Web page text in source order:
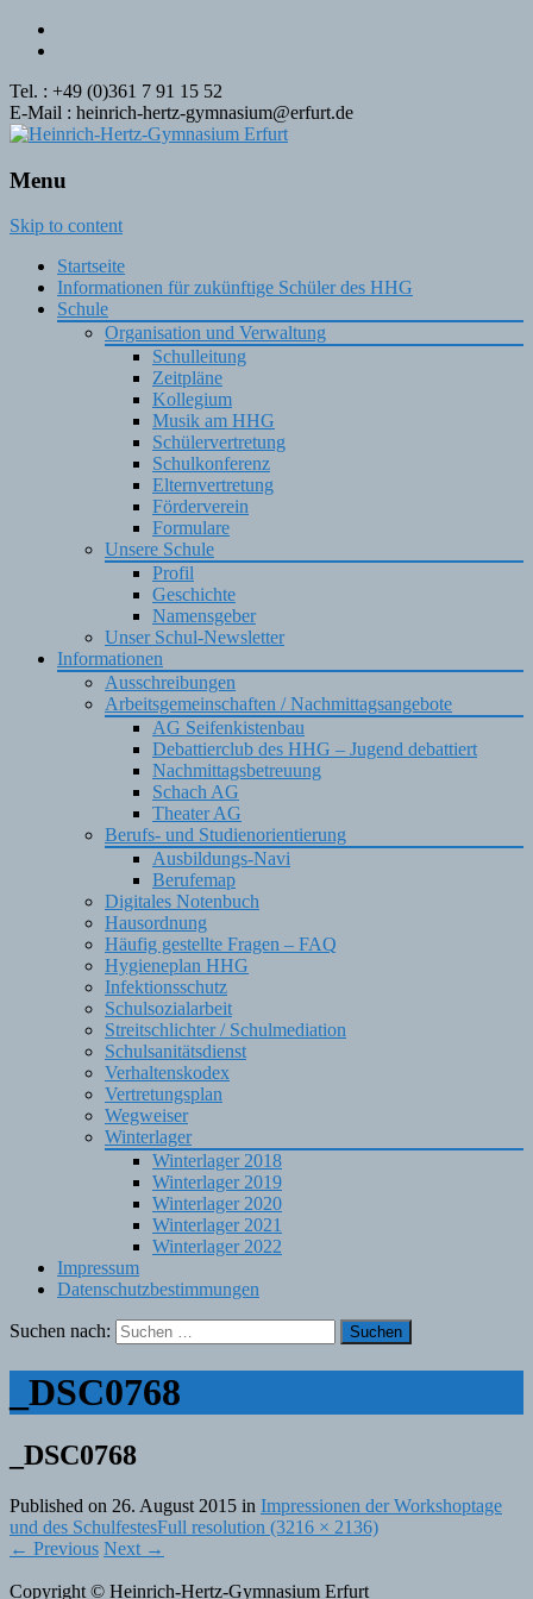
Tel. : +49 (0)361 7 91 15 52
E-Mail : heinrich-hertz-gymnasium@erfurt.de
Menu
Skip to content
Startseite
Informationen für zukünftige Schüler des HHG
Schule
Organisation und Verwaltung
Schulleitung
Zeitpläne
Kollegium
Musik am HHG
Schülervertretung
Schulkonferenz
Elternvertretung
Förderverein
Formulare
Unsere Schule
Profil
Geschichte
Namensgeber
Unser Schul-Newsletter
Informationen
Ausschreibungen
Arbeitsgemeinschaften / Nachmittagsangebote
AG Seifenkistenbau
Debattierclub des HHG – Jugend debattiert
Nachmittagsbetreuung
Schach AG
Theater AG
Berufs- und Studienorientierung
Ausbildungs-Navi
Berufemap
Digitales Notenbuch
Hausordnung
Häufig gestellte Fragen – FAQ
Hygieneplan HHG
Infektionsschutz
Schulsozialarbeit
Streitschlichter / Schulmediation
Schulsanitätsdienst
Verhaltenskodex
Vertretungsplan
Wegweiser
Winterlager
Winterlager 2018
Winterlager 2019
Winterlager 2020
Winterlager 2021
Winterlager 2022
Impressum
Datenschutzbestimmungen
Suchen nach:
_DSC0768
_DSC0768
Published on 26. August 2015 in Impressionen der Workshoptage
und des SchulfestesFull resolution (3216 × 2136)
← Previous Next →
Copyright © Heinrich-Hertz-Gymnasium Erfurt